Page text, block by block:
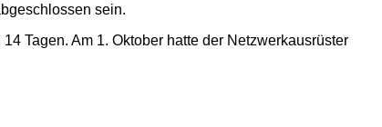
sein.
Tagen. Am 1. Oktober hatte der Netzwerkausrüster